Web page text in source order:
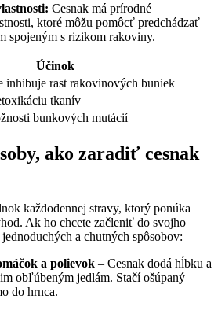
Cesnak má prírodné
ktoré môžu pomôcť predchádzať
spojeným s rizikom rakoviny.
Účinok
inhibuje rast rakovinových buniek
tkanív
bunkových mutácií
ako zaradiť cesnak
každodennej stravy, ktorý ponúka
Ak ho chcete začleniť do svojho
a chutných spôsobov:
a polievok – Cesnak dodá hĺbku a
obľúbeným jedlám. Stačí ošúpaný
do hrnca.